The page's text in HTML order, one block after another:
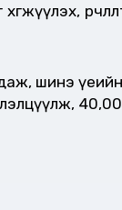
шинэ
40,000